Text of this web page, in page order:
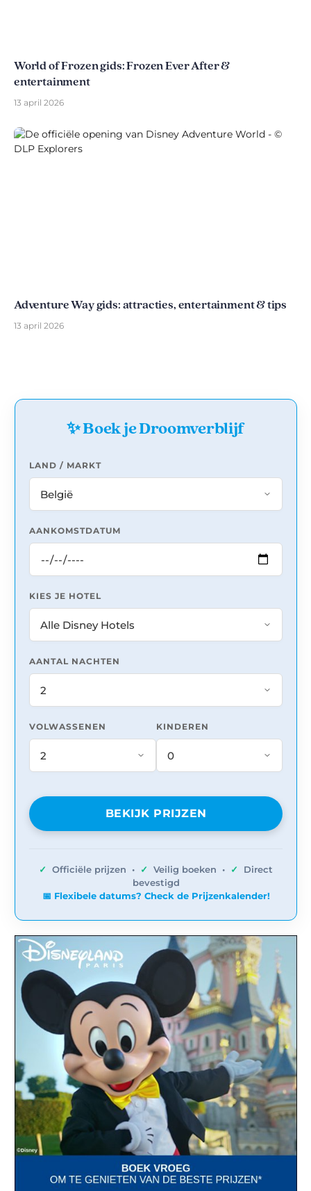
World of Frozen gids: Frozen Ever After &
entertainment
13 april 2026
Adventure Way gids: attracties, entertainment & tips
13 april 2026
✨ Boek je Droomverblijf
LAND / MARKT
AANKOMSTDATUM
KIES JE HOTEL
AANTAL NACHTEN
VOLWASSENEN KINDEREN
BEKIJK PRIJZEN
✓ Officiële prijzen • ✓ Veilig boeken • ✓
Direct
bevestigd
📅 Flexibele datums? Check de Prijzenkalender!